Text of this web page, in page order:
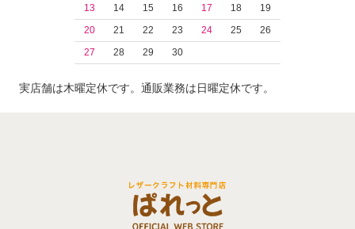
13
14 15 16 17 18
19
20
21 22 23 24 25
26
27
28 29 30
実店舗は木曜定休です。通販業務は日曜定休です。